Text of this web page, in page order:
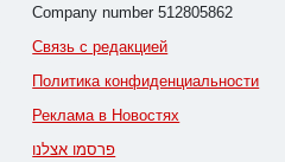
Company number 512805862
Связь с редакцией
Политика конфиденциальности
Реклама в Новостях
פרסמו אצלנו